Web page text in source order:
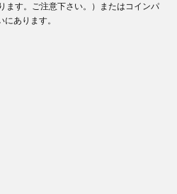
ます。ご注意下さい。）またはコインパ
あります。